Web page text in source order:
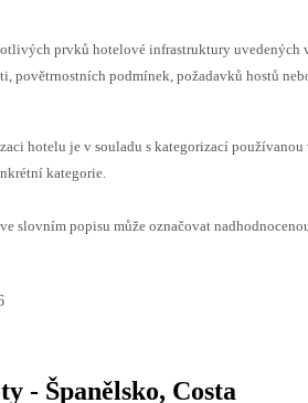
prvků hotelové infrastruktury uvedených
povětrnostních podmínek, požadavků hostů
hotelu je v souladu s kategorizací používanou
kategorie.
slovním popisu může označovat
- Španělsko, Costa